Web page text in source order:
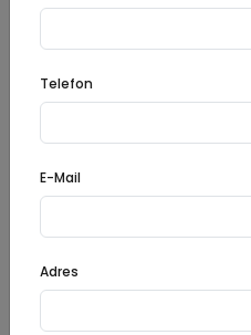
CEMER
Oyun parkı
Telefon
E-Mail
Adres